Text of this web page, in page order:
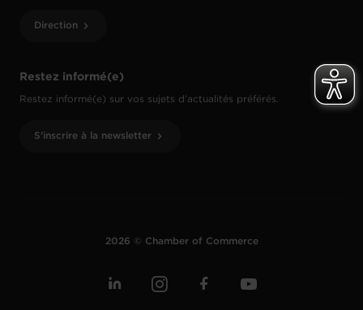
Restez informé(e)
Restez informé(e) sur vos sujets d’actualités préférés.
S'inscrire à la newsletter
Direction
2026 © Chamber of Commerce